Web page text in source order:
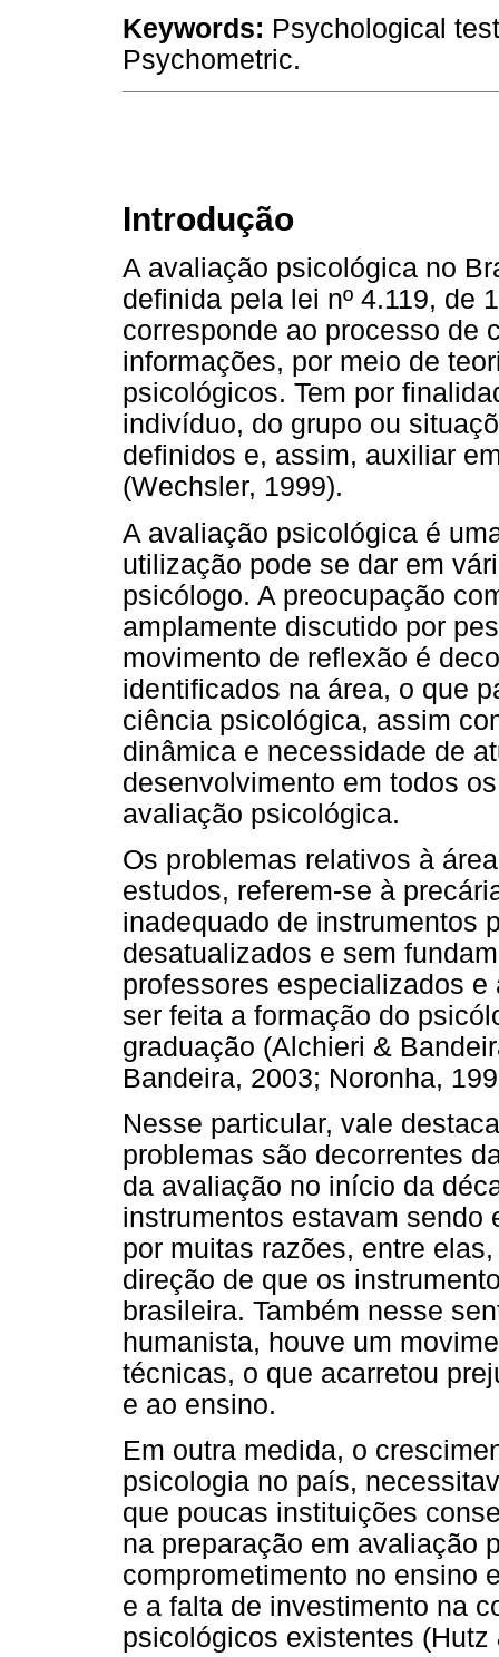
Keywords: Psychological
Psychometric.
Introdução
A avaliação psicológica no
definida pela lei nº 4.119, de
corresponde ao processo de
informações, por meio de
psicológicos. Tem por
indivíduo, do grupo ou
definidos e, assim, auxiliar
(Wechsler, 1999).
A avaliação psicológica é
utilização pode se dar em
psicólogo. A preocupação
amplamente discutido por
movimento de reflexão é
identificados na área, o que
ciência psicológica, assim
dinâmica e necessidade de
desenvolvimento em todos
avaliação psicológica.
Os problemas relativos à
estudos, referem-se à
inadequado de instrumentos
desatualizados e sem
professores especializados
ser feita a formação do
graduação (Alchieri &
Bandeira, 2003; Noronha,
Nesse particular, vale
problemas são decorrentes
da avaliação no início da
instrumentos estavam sendo
por muitas razões, entre
direção de que os
brasileira. Também nesse
humanista, houve um
técnicas, o que acarretou
e ao ensino.
Em outra medida, o
psicologia no país,
que poucas instituições
na preparação em avaliação
comprometimento no ensino
e a falta de investimento na
psicológicos existentes (Hutz